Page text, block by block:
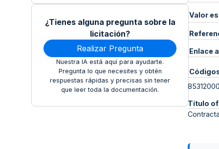
¿Tienes alguna pregunta sobre la
licitación?
Realizar Pregunta
Nuestra IA está aquí para ayudarte.
Pregunta lo que necesites y obtén
respuestas rápidas y precisas sin tener
que leer toda la documentación.
Valor
Enlace
85312000
Título